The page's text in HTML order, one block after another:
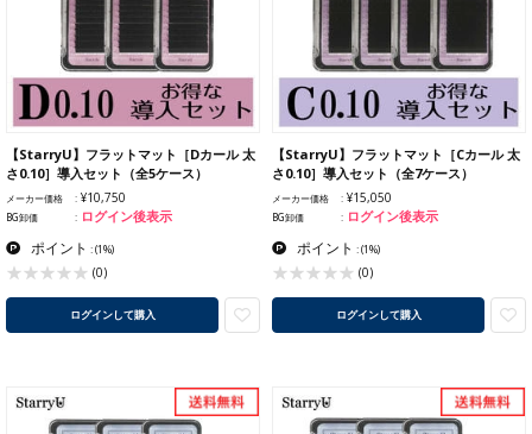
【StarryU】フラットマット［Dカール 太
さ0.10］導入セット（全5ケース）
メーカー価格 ¥10,750
BG卸価 ログイン後表示
ポイント :(1%)
(0)
ログインして購入
【StarryU】フラットマット［Cカール 太
さ0.10］導入セット（全7ケース）
メーカー価格 ¥15,050
BG卸価 ログイン後表示
ポイント :(1%)
(0)
ログインして購入